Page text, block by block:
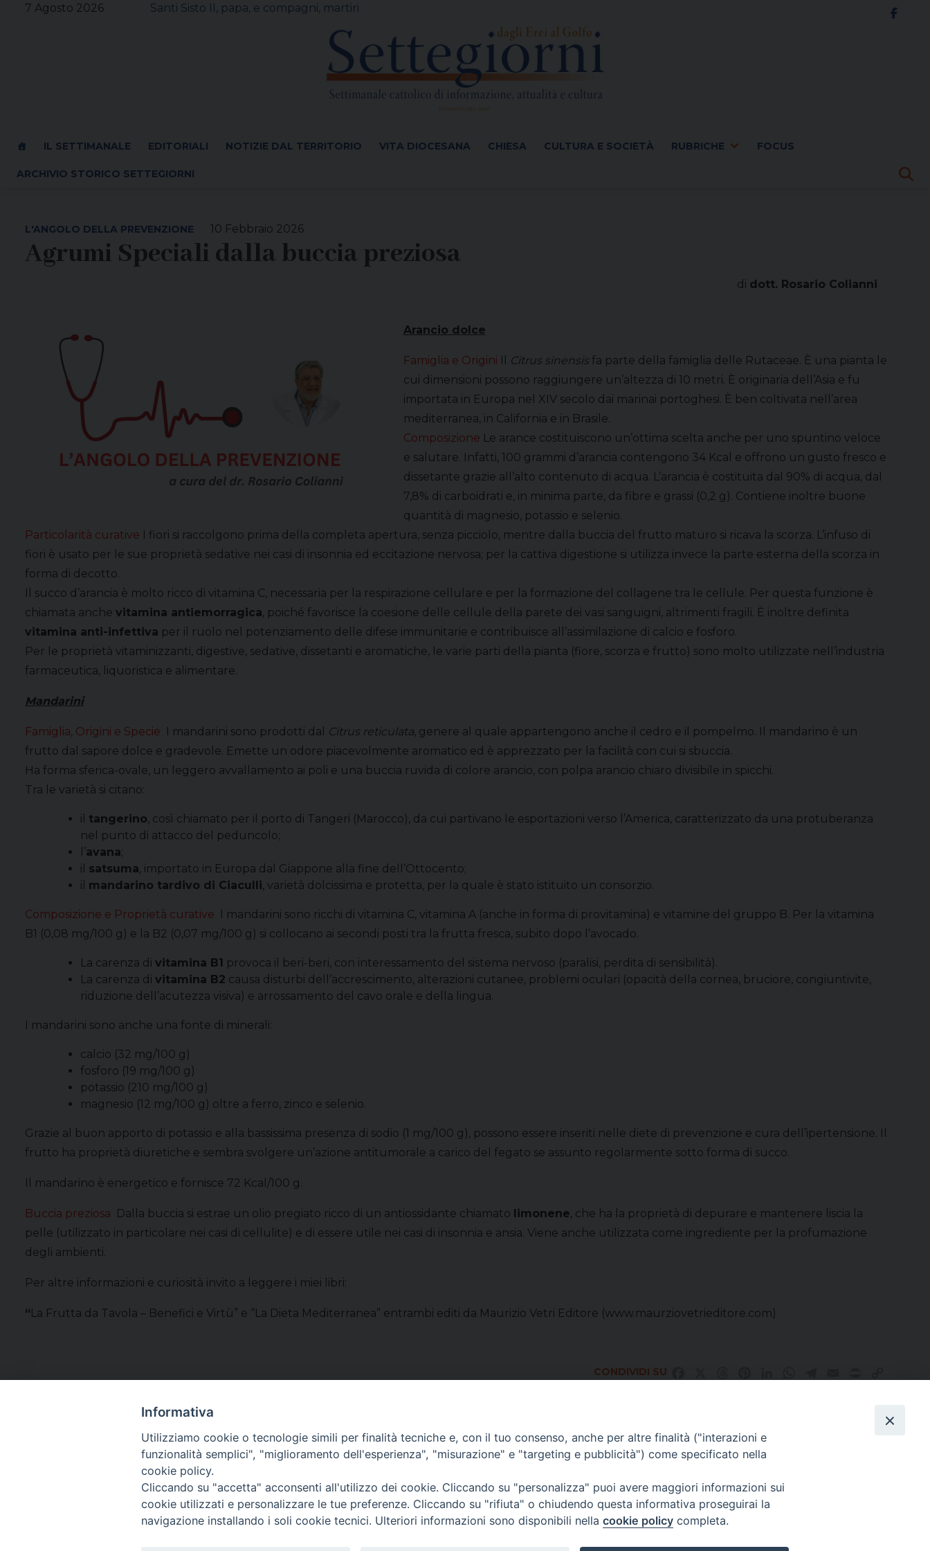
7 Agosto 2026 Santi Sisto II, papa, e compagni, martiri
IL SETTIMANALE EDITORIALI NOTIZIE DAL TERRITORIO VITA DIOCESANA CHIESA CULTURA E SOCIETÀ RUBRICHE FOCUS
ARCHIVIO STORICO SETTEGIORNI
10 Febbraio 2026
L'ANGOLO DELLA PREVENZIONE
Agrumi Speciali dalla buccia preziosa
di dott. Rosario Colianni
Arancio dolce
Famiglia e Origini Citrus sinensis fa parte della famiglia delle Rutaceae. È una pianta le
cui dimensioni possono raggiungere un’altezza di 10 metri. È originaria dell’Asia e fu
importata in Europa nel XIV secolo dai marinai portoghesi. È ben coltivata nell’area
mediterranea, in California e in Brasile.
Composizione Le arance costituiscono un’ottima scelta anche per uno spuntino veloce
e salutare. Infatti, 100 grammi d’arancia contengono 34 Kcal e offrono un gusto fresco e
dissetante grazie all’alto contenuto di acqua. L’arancia è costituita dal 90% di acqua, dal
7,8% di carboidrati e, in minima parte, da fibre e grassi (0,2 g). Contiene inoltre buone
quantità di magnesio, potassio e selenio.
Particolarità curative
I fiori si raccolgono prima della completa apertura, senza picciolo, mentre dalla buccia del frutto maturo si ricava la scorza. L’infuso di
fiori è usato per le sue proprietà sedative nei casi di insonnia ed eccitazione nervosa; per la cattiva digestione si utilizza invece la parte esterna della scorza in
forma di decotto.
Il succo d’arancia è molto ricco di vitamina C, necessaria per la respirazione cellulare e per la formazione del collagene tra le cellule. Per questa funzione è
chiamata anche vitamina antiemorragica, poiché favorisce la coesione delle cellule della parete dei vasi sanguigni, altrimenti fragili. È inoltre definita
vitamina anti-infettiva per il ruolo nel potenziamento delle difese immunitarie e contribuisce all’assimilazione di calcio e fosforo.
Per le proprietà vitaminizzanti, digestive, sedative, dissetanti e aromatiche, le varie parti della pianta (fiore, scorza e frutto) sono molto utilizzate nell’industria
farmaceutica, liquoristica e alimentare.
Mandarini
Famiglia, Origini e Specie I mandarini sono prodotti dal Citrus reticulata, genere al quale appartengono anche il cedro e il pompelmo. Il mandarino è un
frutto dal sapore dolce e gradevole. Emette un odore piacevolmente aromatico ed è apprezzato per la facilità con cui si sbuccia.
Ha forma sferica-ovale, un leggero avvallamento ai poli e una buccia ruvida di colore arancio, con polpa arancio chiaro divisibile in spicchi.
Tra le varietà si citano:
il tangerino, così chiamato per il porto di Tangeri (Marocco), da cui partivano le esportazioni verso l’America, caratterizzato da una protuberanza
nel punto di attacco del peduncolo;
l’avana;
il satsuma, importato in Europa dal Giappone alla fine dell’Ottocento;
il mandarino tardivo di Ciaculli, varietà dolcissima e protetta, per la quale è stato istituito un consorzio.
Composizione e Proprietà curative
I mandarini sono ricchi di vitamina C, vitamina A (anche in forma di provitamina) e vitamine del gruppo B. Per la vitamina
B1 (0,08 mg/100 g) e la B2 (0,07 mg/100 g) si collocano ai secondi posti tra la frutta fresca, subito dopo l’avocado.
La carenza di vitamina B1 provoca il beri-beri, con interessamento del sistema nervoso (paralisi, perdita di sensibilità).
La carenza di vitamina B2 causa disturbi dell’accrescimento, alterazioni cutanee, problemi oculari (opacità della cornea, bruciore, congiuntivite,
riduzione dell’acutezza visiva) e arrossamento del cavo orale e della lingua.
I mandarini sono anche una fonte di minerali:
calcio (32 mg/100 g)
fosforo (19 mg/100 g)
potassio (210 mg/100 g)
magnesio (12 mg/100 g) oltre a ferro, zinco e selenio.
Grazie al buon apporto di potassio e alla bassissima presenza di sodio (1 mg/100 g), possono essere inseriti nelle diete di prevenzione e cura dell’ipertensione. Il
frutto ha proprietà diuretiche e sembra svolgere un’azione antitumorale a carico del fegato se assunto regolarmente sotto forma di succo.
Il mandarino è energetico e fornisce 72 Kcal/100 g.
Buccia preziosa Dalla buccia si estrae un olio pregiato ricco di un antiossidante chiamato limonene, che ha la proprietà di depurare e mantenere liscia la
pelle (utilizzato in particolare nei casi di cellulite) e di essere utile nei casi di insonnia e ansia. Viene anche utilizzata come ingrediente per la profumazione
degli ambienti.
Per altre informazioni e curiosità invito a leggere i miei libri:
“ La Frutta da Tavola – Benefici e Virtù” e “La Dieta Mediterranea” entrambi editi da Maurizio Vetri Editore (www.maurziovetrieditore.com)
CONDIVIDI SU
Direttore Responsabile Giuseppe Rabita
Direttore Amministrativo Salvatore Bruno
Via Cammarata, 21 – Piazza Armerina
Autorizzazione Tribunale di Enna n. 113 del 24/2/2007
Informativa
Utilizziamo cookie o tecnologie simili per finalità tecniche e, con il tuo consenso, anche per altre finalità ("interazioni e
funzionalità semplici", "miglioramento dell'esperienza", "misurazione" e "targeting e pubblicità") come specificato nella
cookie policy.
Cliccando su "accetta" acconsenti all'utilizzo dei cookie. Cliccando su "personalizza" puoi avere maggiori informazioni sui
cookie utilizzati e personalizzare le tue preferenze. Cliccando su "rifiuta" o chiudendo questa informativa proseguirai la
navigazione installando i soli cookie tecnici. Ulteriori informazioni sono disponibili nella cookie policy completa.